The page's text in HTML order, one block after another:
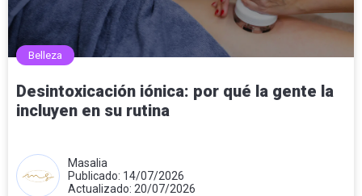
Belleza
Desintoxicación iónica: por qué la gente la
incluyen en su rutina
Masalia
Publicado: 14/07/2026
Actualizado: 20/07/2026